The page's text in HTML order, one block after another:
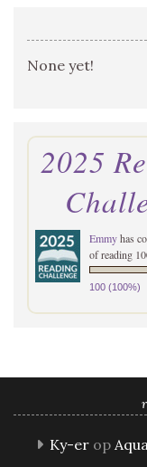
None yet!
2025
Emmyhas
of reading
100 (100%)
Ky-er op